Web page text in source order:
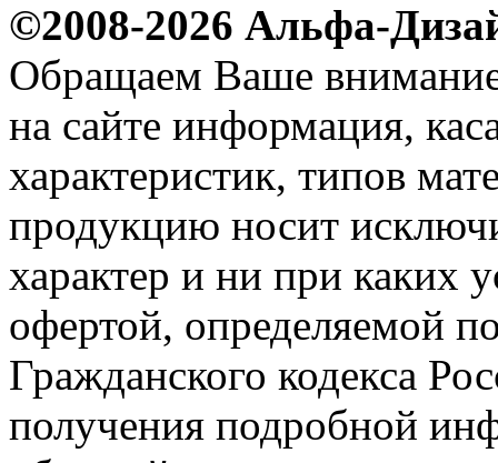
©2008-2026 Альфа-
Обращаем Ваше внимание
на сайте информация,
характеристик, типов
продукцию носит
характер и ни при каких
офертой, определяемой
Гражданского кодекса
получения подробной